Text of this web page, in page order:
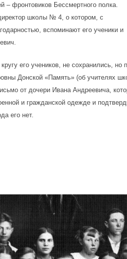
– фронтовиков Бессмертного полка.
школы № 4, о котором, с
вспоминают его ученики и
его учеников, не сохранились, но
Донской «Память» (об учителях
от дочери Ивана Андреевича,
и гражданской одежде и
его нет.